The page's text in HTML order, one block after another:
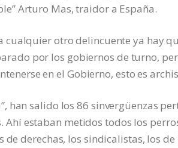
Arturo Mas, traidor a España.
cualquier otro delincuente ya hay
por los gobiernos de turno,
en el Gobierno, esto es
han salido los 86 sinvergüenzas
Ahí estaban metidos todos los
de derechas, los sindicalistas, los